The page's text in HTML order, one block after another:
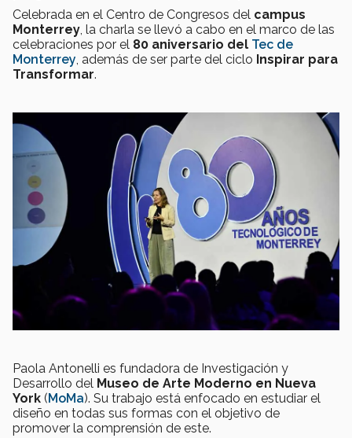
Celebrada en el Centro de Congresos del campus
Monterrey , la charla se llevó a cabo en el marco de las
celebraciones por el 80 aniversario del Tec de
Monterrey , además de ser parte del ciclo Inspirar para
Transformar.
Paola Antonelli es fundadora de Investigación y
Desarrollo del Museo de Arte Moderno en Nueva
York (MoMa). Su trabajo está enfocado en estudiar el
diseño en todas sus formas con el objetivo de
promover la comprensión de este.